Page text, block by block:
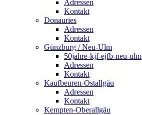
Adressen
Kontakt
Donauries
Adressen
Kontakt
Günzburg / Neu-Ulm
50jahre-kjf-ejfb-neu-ulm
Adressen
Kontakt
Kaufbeuren-Ostallgäu
Adressen
Kontakt
Kempten-Oberallgäu